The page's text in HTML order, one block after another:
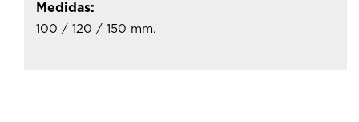
Medidas:
100 / 120 / 150 mm.